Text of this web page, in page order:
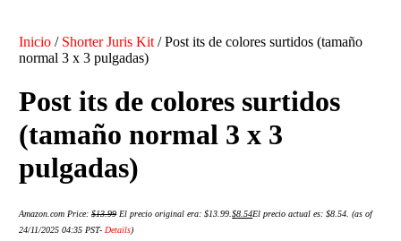
Inicio / Shorter Juris Kit / Post its de colores surtidos (tamaño
normal 3 x 3 pulgadas)
Post its de colores surtidos
(tamaño normal 3 x 3
pulgadas)
Amazon.com Price:$13.99 El precio original era: $13.99.$8.54El precio actual es: $8.54. (as of
24/11/2025 04:35 PST- Details)